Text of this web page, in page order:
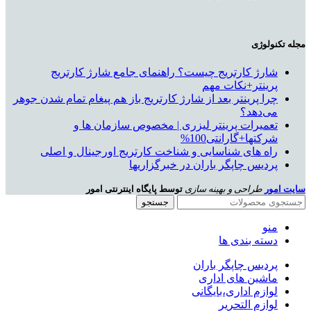
مجله تکنولوژی
شارژ کارتریج چیست؟ راهنمای جامع شارژ کارتریج
پرینتر+نکات مهم
چرا پرینتر بعد از شارژ کارتریج باز هم پیغام تمام شدن جوهر
می‌دهد؟
تعمیرات پرینتر لیزری | مخصوص سازمان ها و
شرکتها+گارانتی100%
راه های شناسایی و شناخت کارتریج اورجینال و اصلی
پردیس چاپگر باران در خبرگزاریها
سایت امور طراحی و بهینه سازی توسط پایگاه اینترنتی امور
جستجو
منو
دسته بندی ها
پردیس چاپگر باران
ماشین های اداری
لوازم اداری،بایگانی
لوازم التحریر